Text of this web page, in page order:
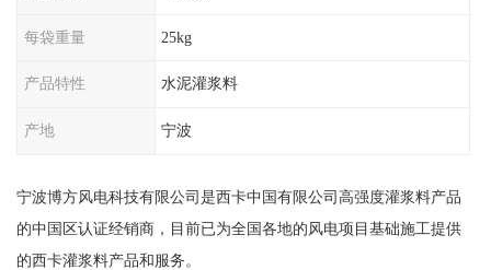
每袋重量 25kg
产品特性 水泥灌浆料
产地 宁波
宁波博方风电科技有限公司是西卡中国有限公司高强度灌浆料产品
的中国区认证经销商，目前已为全国各地的风电项目基础施工提供
的西卡灌浆料产品和服务。